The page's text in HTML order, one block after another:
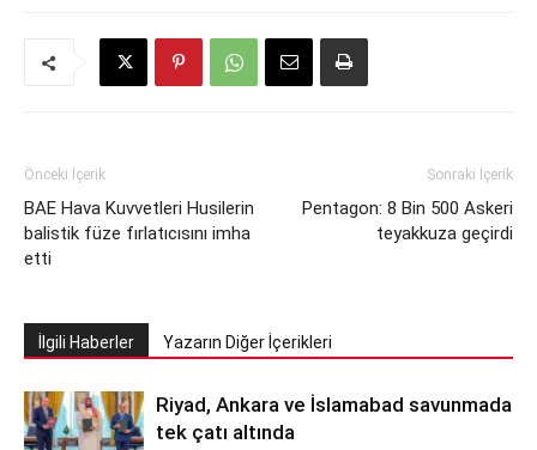
Önceki İçerik
BAE Hava Kuvvetleri Husilerin
balistik füze fırlatıcısını imha
etti
Sonraki İçerik
Pentagon: 8 Bin 500 Askeri
teyakkuza geçirdi
İlgili Haberler Yazarın Diğer İçerikleri
Riyad, Ankara ve İslamabad savunmada
tek çatı altında